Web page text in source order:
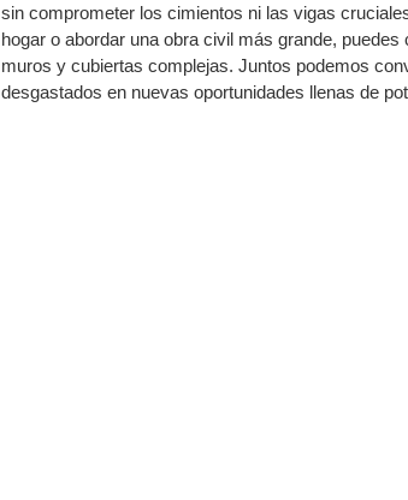
sin comprometer los cimientos ni las vigas
hogar o abordar una obra civil más grande,
muros y cubiertas complejas. Juntos podemos
desgastados en nuevas oportunidades llenas de